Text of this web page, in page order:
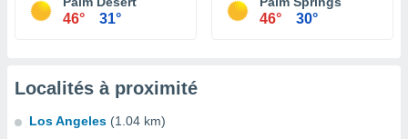
46° 31° 46° 30°
Localités à proximité
Los Angeles (1.04 km)